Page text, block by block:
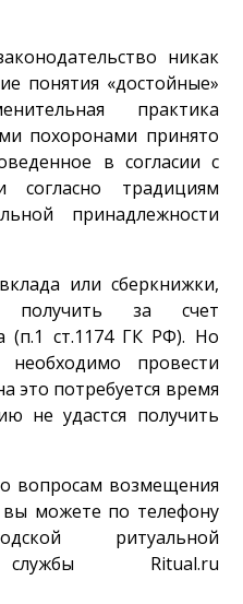
никак
понятия «достойные»
практика
похоронами принято
в согласии с
традициям
принадлежности
или сберкнижки,
получить за счет
(п.1 ст.1174 ГК РФ). Но
необходимо провести
это потребуется время
не удастся получить
вопросам возмещения
вы можете по телефону
ритуальной
службы Ritual.ru